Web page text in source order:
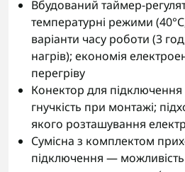
Вбудований таймер-
температурні режими
варіанти часу роботи (3
нагрів); економія
перегріву
Конектор для
гнучкість при монтажі;
якого розташування
Сумісна з комплектом
підключення —